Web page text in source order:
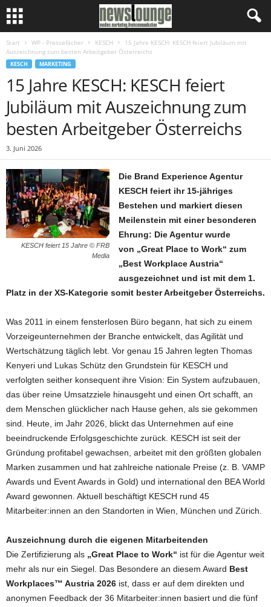
Start WP - Pressefächer KESCH
15 Jahre KESCH: KESCH feiert Jubiläum mit
Auszeichnung zum besten Arbeitgeber Österreichs
KESCH MARKETING
15 Jahre KESCH: KESCH feiert
Jubiläum mit Auszeichnung zum
besten Arbeitgeber Österreichs
3. Juni 2026
KESCH feiert 15 Jahre © FRB
Media
Die Brand Experience Agentur
KESCH feiert ihr 15-jähriges
Bestehen und markiert diesen
Meilenstein mit einer besonderen
Ehrung: Die Agentur wurde
von „Great Place to Work“ zum
„Best Workplace Austria“
ausgezeichnet und ist mit dem 1.
Platz in der XS-Kategorie somit bester Arbeitgeber Österreichs.
Was 2011 in einem fensterlosen Büro begann, hat sich zu einem
Vorzeigeunternehmen der Branche entwickelt, das Agilität und
Wertschätzung täglich lebt. Vor genau 15 Jahren legten Thomas
Kenyeri und Lukas Schütz den Grundstein für KESCH und
verfolgten seither konsequent ihre Vision: Ein System aufzubauen,
das über reine Umsatzziele hinausgeht und einen Ort schafft, an
dem Menschen glücklicher nach Hause gehen, als sie gekommen
sind. Heute, im Jahr 2026, blickt das Unternehmen auf eine
beeindruckende Erfolgsgeschichte zurück. KESCH ist seit der
Gründung profitabel gewachsen, arbeitet mit den größten globalen
Marken zusammen und hat zahlreiche nationale Preise (z. B. VAMP
Awards und Event Awards in Gold) und international den BEA World
Award gewonnen. Aktuell beschäftigt KESCH rund 45
Mitarbeiter:innen an den Standorten in Wien, München und Zürich.
Auszeichnung durch die eigenen Mitarbeitenden
Die Zertifizierung als „Great Place to Work“ ist für die Agentur weit
mehr als nur ein Siegel. Das Besondere an diesem Award Best
Workplaces™ Austria 2026 ist, dass er auf dem direkten und
anonymen Feedback der 36 Mitarbeiter:innen basiert und die fünf